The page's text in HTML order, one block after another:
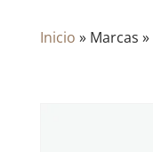
Inicio » Marcas »